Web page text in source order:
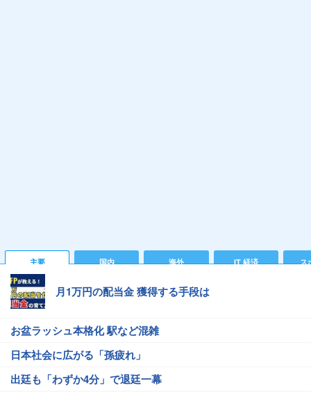
主要 国内 海外 IT 経済 ス
月1万円の配当金 獲得する手段は
お盆ラッシュ本格化 駅など混雑
日本社会に広がる「孫疲れ」
出廷も「わずか4分」で退廷一幕